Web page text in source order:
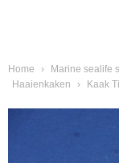
Home › Marine sealife
Haaienkaken
› Kaak